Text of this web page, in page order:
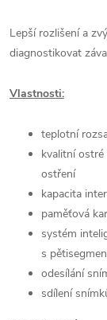
Lepší rozlišení a
diagnostikovat
Vlastnosti:
teplotní
kvalitní
ostření
kapacita
paměťová
systém
s
odesílání
sdílení